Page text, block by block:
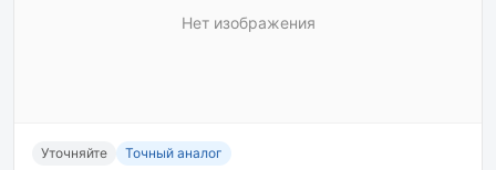
Нет изображения
Уточняйте Точный аналог